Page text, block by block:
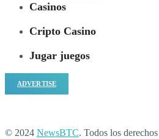
Casinos
Cripto Casino
Jugar juegos
ADVERTISE
© 2024 NewsBTC. Todos los